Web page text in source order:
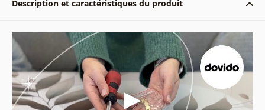
Description et caractéristiques du produit